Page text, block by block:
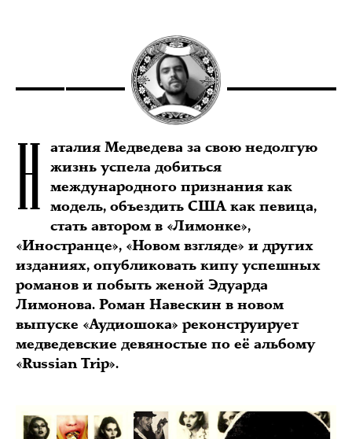
Н аталия Медведева за свою недолгую
жизнь успела добиться
международного признания как
модель, объездить США как певица,
стать автором в «Лимонке»,
«Иностранце», «Новом взгляде» и других
изданиях, опубликовать кипу успешных
романов и побыть женой Эдуарда
Лимонова. Роман Навескин в новом
выпуске «Аудиошока» реконструирует
медведевские девяностые по её альбому
«Russian Trip».